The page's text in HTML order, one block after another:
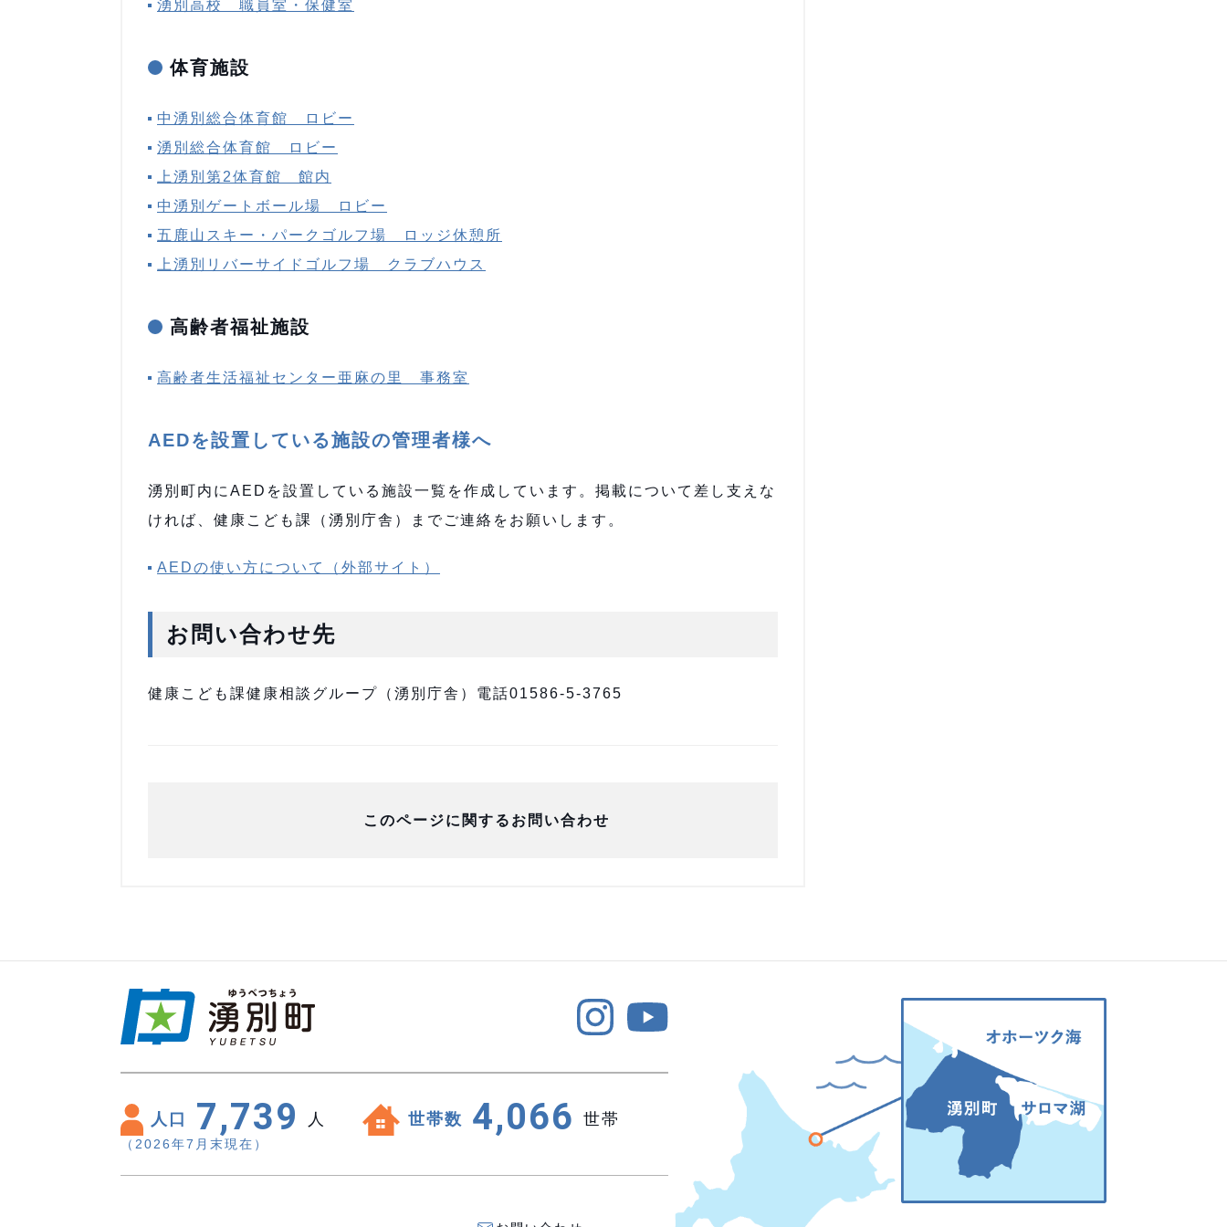
湧別高校 職員室・保健室
体育施設
中湧別総合体育館 ロビー
湧別総合体育館 ロビー
上湧別第2体育館 館内
中湧別ゲートボール場 ロビー
五鹿山スキー・パークゴルフ場 ロッジ休憩所
上湧別リバーサイドゴルフ場 クラブハウス
高齢者福祉施設
高齢者生活福祉センター亜麻の里 事務室
AEDを設置している施設の管理者様へ
湧別町内にAEDを設置している施設一覧を作成しています。掲載について差し支えな
ければ、健康こども課（湧別庁舎）までご連絡をお願いします。
AEDの使い方について（外部サイト）
お問い合わせ先
健康こども課健康相談グループ（湧別庁舎）電話01586-5-3765
このページに関するお問い合わせ
人口 7,739 人 世帯数 4,066 世帯
（2026年7月末現在）